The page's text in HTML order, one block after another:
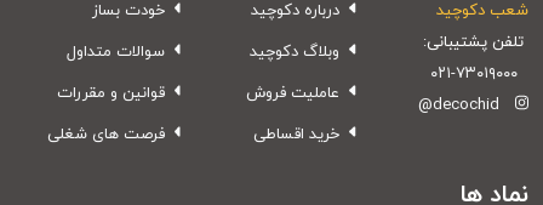
شعب دکوچید
تلفن پشتیبانی:
۰۲۱-۷۳۰۱۹۰۰۰
@decochid
درباره دکوچید
وبلاگ دکوچید
عاملیت فروش
خرید اقساطی
خودت بساز
سوالات متداول
قوانین و مقررات
فرصت های شغلی
نماد ها